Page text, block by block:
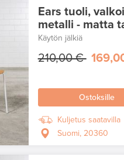
Ears tuoli,
metalli - matta
Käytön jälkiä
210,00 €
Ostoksille
Kuljetus saatavilla
Suomi, 20360